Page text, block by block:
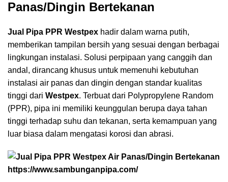
Panas/Dingin Bertekanan
Jual Pipa PPR Westpex hadir dalam warna putih,
memberikan tampilan bersih yang sesuai dengan berbagai
lingkungan instalasi. Solusi perpipaan yang canggih dan
andal, dirancang khusus untuk memenuhi kebutuhan
instalasi air panas dan dingin dengan standar kualitas
tinggi dari Westpex. Terbuat dari Polypropylene Random
(PPR), pipa ini memiliki keunggulan berupa daya tahan
tinggi terhadap suhu dan tekanan, serta kemampuan yang
luar biasa dalam mengatasi korosi dan abrasi.